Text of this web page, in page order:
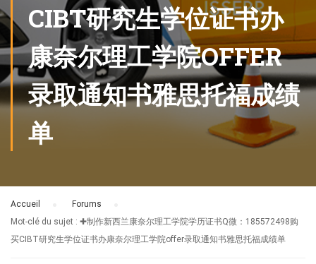
CIBT研究生学位证书办
康奈尔理工学院OFFER
录取通知书雅思托福成绩
单
Accueil Forums
Mot-clé du sujet : ✚制作新西兰康奈尔理工学院学历证书Q微：185572498购
买CIBT研究生学位证书办康奈尔理工学院offer录取通知书雅思托福成绩单